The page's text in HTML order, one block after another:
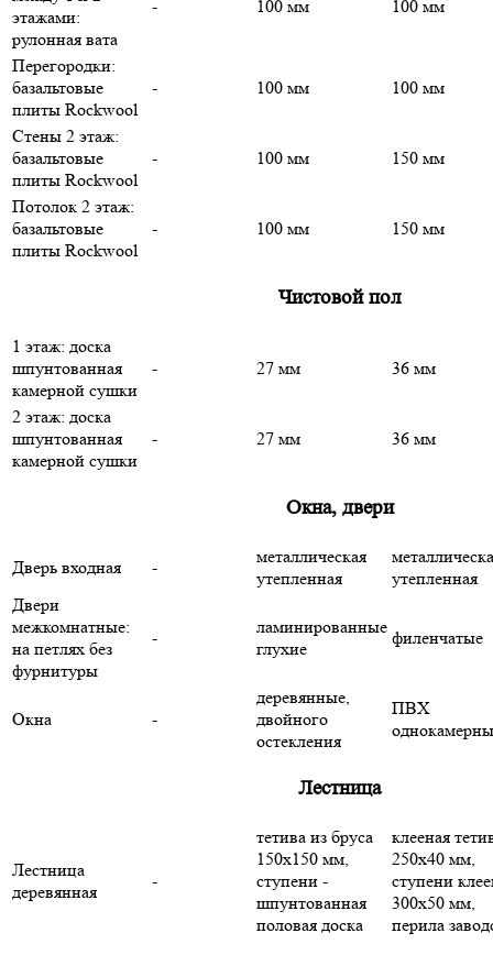
этажами:
рулонная вата
- 100 мм 100 мм
Перегородки:
базальтовые
плиты Rockwool
- 100 мм 100 мм
Стены 2 этаж:
базальтовые
плиты Rockwool
- 100 мм 150 мм
Потолок 2 этаж:
базальтовые
плиты Rockwool
- 100 мм 150 мм
Чистовой пол
1 этаж: доска
шпунтованная
камерной сушки
- 27 мм 36 мм
2 этаж: доска
шпунтованная
камерной сушки
- 27 мм 36 мм
Окна, двери
Дверь входная -
металлическая
утепленная
утепленная
Двери
межкомнатные:
на петлях без
фурнитуры
-
ламинированные
глухие
филенчатые
Окна -
деревянные,
двойного
остекления
ПВХ
Лестница
Лестница
деревянная
-
тетива из бруса
150х150 мм,
ступени -
шпунтованная
половая доска
клееная
250х40 мм,
ступени
300х50 мм,
перила